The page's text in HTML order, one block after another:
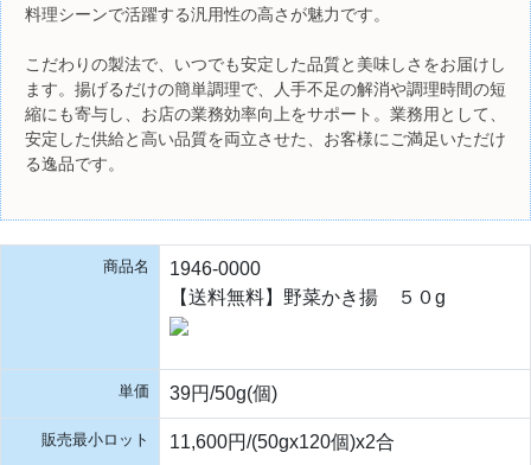
料理シーンで活躍する汎用性の高さが魅力です。
こだわりの製法で、いつでも安定した品質と美味しさをお届けし
ます。揚げるだけの簡単調理で、人手不足の解消や調理時間の短
縮にも寄与し、お店の業務効率向上をサポート。業務用として、
安定した供給と高い品質を両立させた、お客様にご満足いただけ
る逸品です。
商品名
1946-0000
【送料無料】野菜かき揚 ５０g
単価 39円/50g(個)
販売最小ロット 11,600円/(50gx120個)x2合